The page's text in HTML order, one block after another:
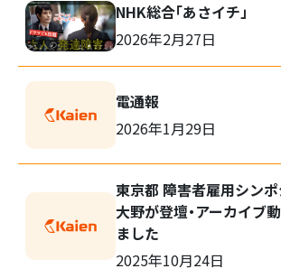
NHK総合「あさイチ」
2026年2月27日
電通報
2026年1月29日
東京都 障害者雇用シン
大野が登壇・アーカイブ
ました
2025年10月24日